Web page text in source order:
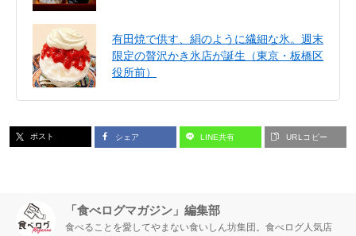
有田焼で供す、絹のように繊細な氷。週末
限定の贅沢かき氷店が誕生（東京・板橋区
役所前）
ポスト シェア LINE共有 URLコピー
「食べログマガジン」編集部
食べることを愛してやまない食いしん坊集団。食べログ人気店